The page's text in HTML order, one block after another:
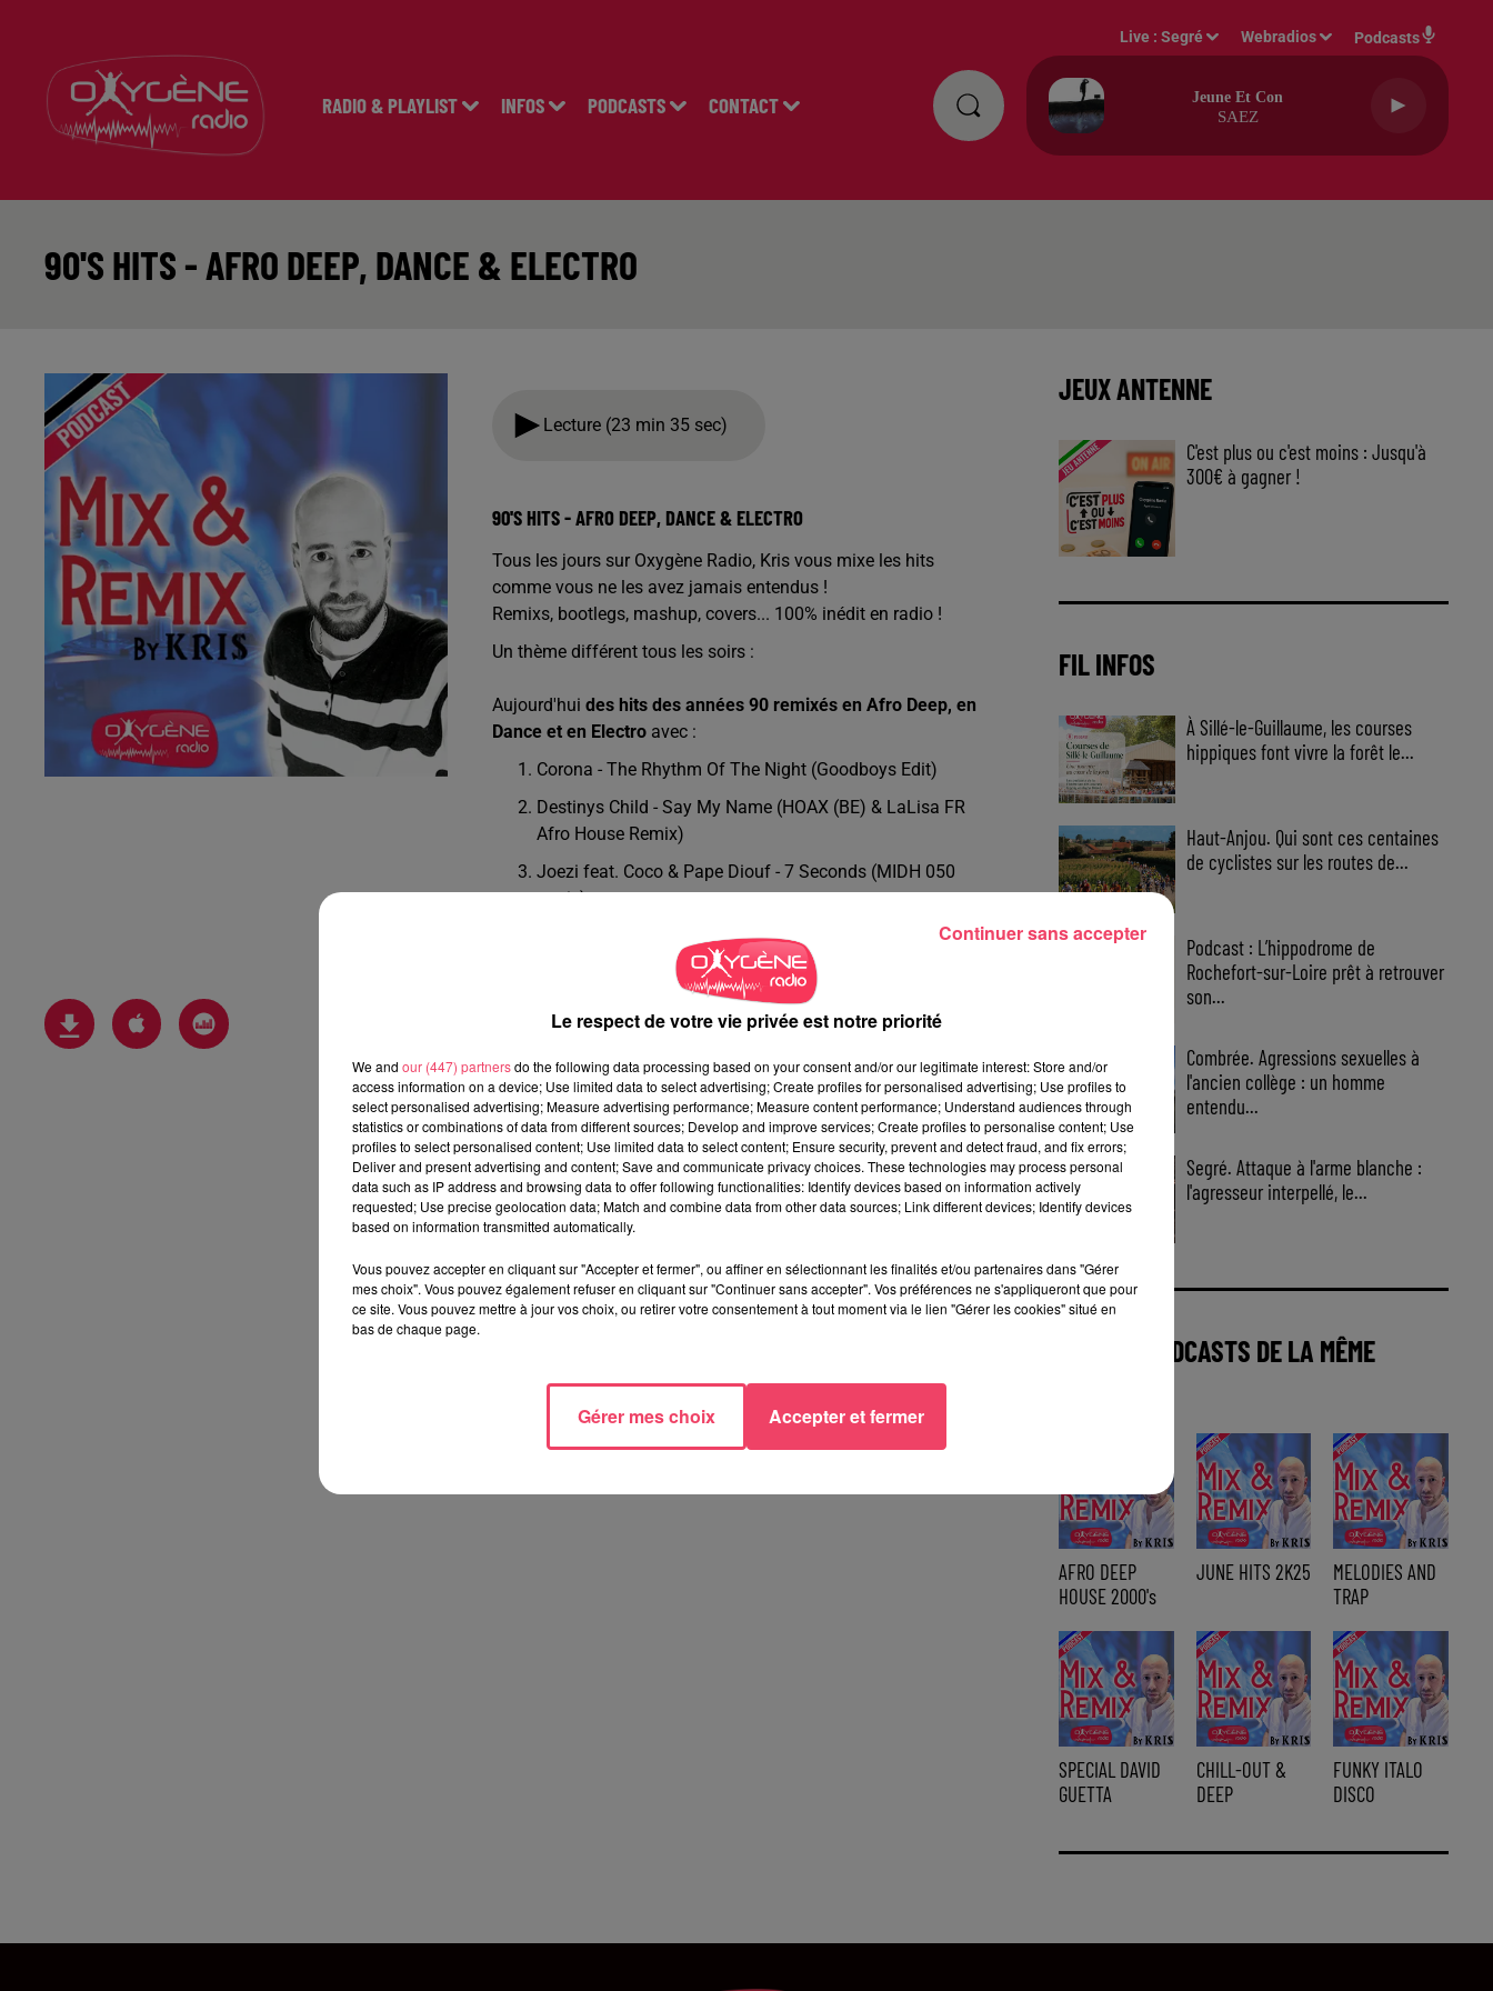
RADIO & PLAYLIST INFOS PODCASTS CONTACT
Live :Segré Webradios Podcasts
Jeune Et Con
SAEZ
90'S HITS - AFRO DEEP, DANCE & ELECTRO
Lecture (23 min 35 sec)
90'S HITS - AFRO DEEP, DANCE & ELECTRO
Tous les jours sur Oxygène Radio, Kris vous mixe les hits
comme vous ne les avez jamais entendus !
Remixs, bootlegs, mashup, covers... 100% inédit en radio !
Un thème différent tous les soirs :
Aujourd'hui des hits des années 90 remixés en Afro Deep, en
Dance et en Electroavec :
Corona - The Rhythm Of The Night (Goodboys Edit)
Destinys Child - Say My Name (HOAX (BE) & LaLisa FR
Afro House Remix)
Joezi feat. Coco & Pape Diouf - 7 Seconds (MIDH 050
remix)
French Caviar - Dori Me (Era - Ameno)
Milk Inc. - La Vache (GR1NDU Future Rave Remix 2023)
JEUX ANTENNE
C'est plus ou c'est moins : Jusqu'à
300€ à gagner !
FIL INFOS
À Sillé-le-Guillaume, les courses
hippiques font vivre la forêt le...
Haut-Anjou. Qui sont ces centaines
de cyclistes sur les routes de...
Podcast : L’hippodrome de
Rochefort-sur-Loire prêt à retrouver
son...
Combrée. Agressions sexuelles à
l'ancien collège : un homme
entendu...
Segré. Attaque à l'arme blanche :
l'agresseur interpellé, le...
AUTRES PODCASTS DE LA MÊME
AFRO DEEP
HOUSE 2000's
JUNE HITS 2K25
MELODIES AND
TRAP
SPECIAL DAVID
GUETTA
CHILL-OUT &
DEEP
FUNKY ITALO
DISCO
Le respect de votre vie privée est notre priorité
We and our (447) partnersdo the following data processing based on your consent and/or our legitimate interest: Store and/or
access information on a device; Use limited data to select advertising; Create profiles for personalised advertising; Use profiles to
select personalised advertising; Measure advertising performance; Measure content performance; Understand audiences through
statistics or combinations of data from different sources; Develop and improve services; Create profiles to personalise content; Use
profiles to select personalised content; Use limited data to select content; Ensure security, prevent and detect fraud, and fix errors;
Deliver and present advertising and content; Save and communicate privacy choices. These technologies may process personal
data such as IP address and browsing data to offer following functionalities: Identify devices based on information actively
requested; Use precise geolocation data; Match and combine data from other data sources; Link different devices; Identify devices
based on information transmitted automatically.
Vous pouvez accepter en cliquant sur "Accepter et fermer", ou affiner en sélectionnant les finalités et/ou partenaires dans "Gérer
mes choix". Vous pouvez également refuser en cliquant sur "Continuer sans accepter". Vos préférences ne s'appliqueront que pour
ce site. Vous pouvez mettre à jour vos choix, ou retirer votre consentement à tout moment via le lien "Gérer les cookies" situé en
bas de chaque page.
Gérer mes choix Accepter et fermer
Continuer sans accepter